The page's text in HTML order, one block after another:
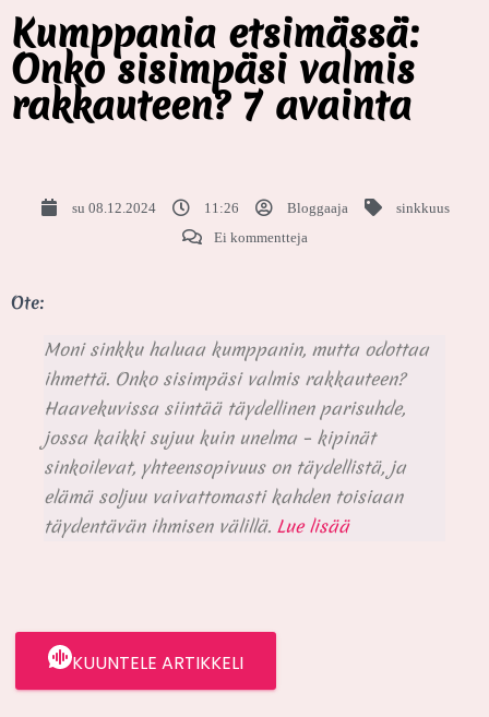
Kumppania etsimässä:
Onko sisimpäsi valmis
rakkauteen? 7 avainta
su 08.12.2024 11:26 Bloggaaja
sinkkuus
Ei kommentteja
Ote:
Moni sinkku haluaa kumppanin, mutta odottaa
ihmettä. Onko sisimpäsi valmis rakkauteen?
Haavekuvissa siintää täydellinen parisuhde,
jossa kaikki sujuu kuin unelma – kipinät
sinkoilevat, yhteensopivuus on täydellistä, ja
elämä soljuu vaivattomasti kahden toisiaan
täydentävän ihmisen välillä. Lue lisää
KUUNTELE ARTIKKELI